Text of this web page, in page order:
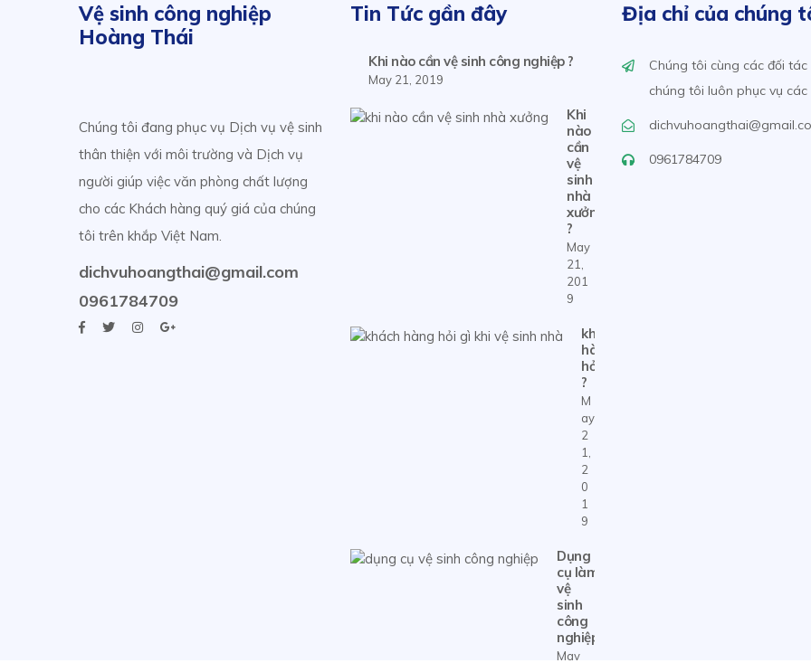
Vệ sinh công nghiệp
Hoàng Thái
Chúng tôi đang phục vụ Dịch vụ vệ sinh
thân thiện với môi trường và Dịch vụ
người giúp việc văn phòng chất lượng
cho các Khách hàng quý giá của chúng
tôi trên khắp Việt Nam.
dichvuhoangthai@gmail.com
0961784709
Tin Tức gần đây
Khi nào cần vệ sinh công nghiệp ?
May 21, 2019
Khi
nào
cần
vệ
sinh
nhà
xưởng
?
May
21,
201
9
khách
hàng
hỏi gì
?
M
ay
2
1,
2
0
1
9
Dụng
cụ làm
vệ
sinh
công
nghiệp
May
Địa chỉ của chúng
Chúng tôi cùng các đối tác
chúng tôi luôn phục vụ các
0961784709